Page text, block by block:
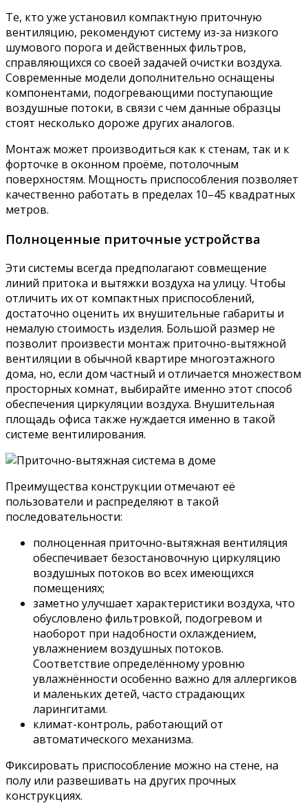
Те, кто уже установил компактную приточную
вентиляцию, рекомендуют систему из-за низкого
шумового порога и действенных фильтров,
справляющихся со своей задачей очистки воздуха.
Современные модели дополнительно оснащены
компонентами, подогревающими поступающие
воздушные потоки, в связи с чем данные образцы
стоят несколько дороже других аналогов.
Монтаж может производиться как к стенам, так и к
форточке в оконном проёме, потолочным
поверхностям. Мощность приспособления позволяет
качественно работать в пределах 10–45 квадратных
метров.
Полноценные приточные устройства
Эти системы всегда предполагают совмещение
линий притока и вытяжки воздуха на улицу. Чтобы
отличить их от компактных приспособлений,
достаточно оценить их внушительные габариты и
немалую стоимость изделия. Большой размер не
позволит произвести монтаж приточно-вытяжной
вентиляции в обычной квартире многоэтажного
дома, но, если дом частный и отличается множеством
просторных комнат, выбирайте именно этот способ
обеспечения циркуляции воздуха. Внушительная
площадь офиса также нуждается именно в такой
системе вентилирования.
Преимущества конструкции отмечают её
пользователи и распределяют в такой
последовательности:
полноценная приточно-вытяжная вентиляция
обеспечивает безостановочную циркуляцию
воздушных потоков во всех имеющихся
помещениях;
заметно улучшает характеристики воздуха, что
обусловлено фильтровкой, подогревом и
наоборот при надобности охлаждением,
увлажнением воздушных потоков.
Соответствие определённому уровню
увлажнённости особенно важно для аллергиков
и маленьких детей, часто страдающих
ларингитами.
климат-контроль, работающий от
автоматического механизма.
Фиксировать приспособление можно на стене, на
полу или развешивать на других прочных
конструкциях.